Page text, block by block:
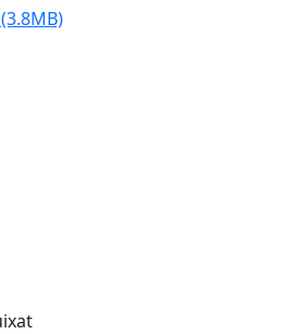
(3.8MB)